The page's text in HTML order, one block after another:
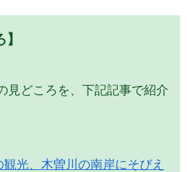
見どころを、下記記事で紹介
光、木曽川の南岸にそびえ